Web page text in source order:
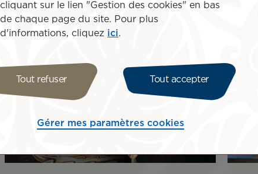
cliquant sur le lien "Gestion des cookies" en bas
de chaque page du site. Pour plus
d'informations, cliquez ici.
Tout refuser Tout accepter
Gérer mes paramètres cookies